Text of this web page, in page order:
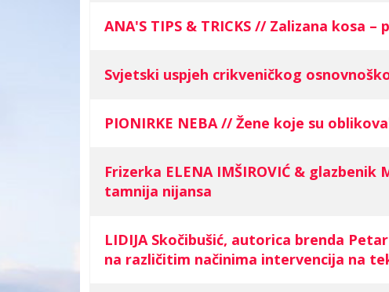
ANA'S TIPS & TRICKS // Zalizana kosa
Svjetski uspjeh crikveničkog
PIONIRKE NEBA // Žene koje su
Frizerka ELENA IMŠIROVIĆ & glazbenik
tamnija nijansa
LIDIJA Skočibušić, autorica brenda
na različitim načinima intervencija na